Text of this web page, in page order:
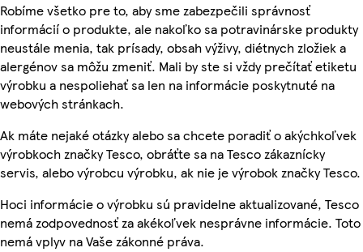
Robíme všetko pre to, aby sme zabezpečili správnosť
informácií o produkte, ale nakoľko sa potravinárske produkty
neustále menia, tak prísady, obsah výživy, diétnych zložiek a
alergénov sa môžu zmeniť. Mali by ste si vždy prečítať etiketu
výrobku a nespoliehať sa len na informácie poskytnuté na
webových stránkach.
Ak máte nejaké otázky alebo sa chcete poradiť o akýchkoľvek
výrobkoch značky Tesco, obráťte sa na Tesco zákaznícky
servis, alebo výrobcu výrobku, ak nie je výrobok značky Tesco.
Hoci informácie o výrobku sú pravidelne aktualizované, Tesco
nemá zodpovednosť za akékoľvek nesprávne informácie. Toto
nemá vplyv na Vaše zákonné práva.